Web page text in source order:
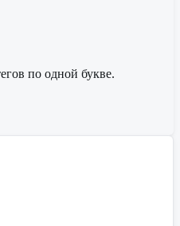
по одной букве.